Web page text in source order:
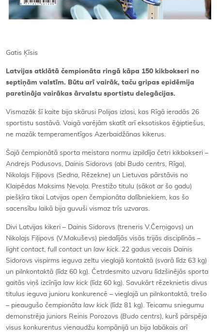
Gatis Ķīsis
Latvijas atklātā čempionāta ringā kāpa 150 kikbokseri no
septiņām valstīm. Būtu arī vairāk, taču gripas epidēmija
paretināja vairākas ārvalstu sportistu delegācijas.
Vismazāk šī kaite bija skārusi Polijas izlasi, kas Rīgā ieradās 26
sportistu sastāvā. Vaigā varējām skatīt arī eksotiskos ēģiptiešus,
ne mazāk temperamentīgos Azerbaidžānas kikerus.
Šajā čempionātā sporta meistara normu izpildīja četri kikbokseri –
Andrejs Podusovs, Dainis Sidorovs (abi Budo centrs, Rīga),
Nikolajs Fiļipovs (Sedna, Rēzekne) un Lietuvas pārstāvis no
Klaipēdas Maksims Ņevoļa. Prestižo titulu (sākot ar šo gadu)
piešķīra tikai Latvijas open čempionāta dalībniekiem, kas šo
sacensību laikā bija guvuši vismaz trīs uzvaras.
Divi Latvijas kikeri – Dainis Sidorovs (treneris V.Čerņigovs) un
Nikolajs Fiļipovs (V.Makuševs) piedalījās visās trijās disciplīnās –
light contact, full contact un law kick. 22 gadus vecais Dainis
Sidorovs vispirms ieguva zeltu vieglajā kontaktā (svarā līdz 63 kg)
un pilnkontaktā (līdz 60 kg). Četrdesmito uzvaru līdzšinējās sporta
gaitās viņš izcīnīja law kick (līdz 60 kg). Savukārt rēzeknietis divus
titulus ieguva junioru konkurencē – vieglajā un pilnkontaktā, trešo
– pieaugušo čempionāta law kick (līdz 81 kg). Teicamu sniegumu
demonstrēja juniors Reinis Porozovs (Budo centrs), kurš pārspēja
visus konkurentus vienaudžu kompānijā un bija labākais arī